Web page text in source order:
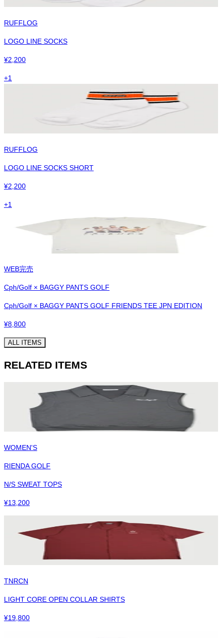
RUFFLOG
LOGO LINE SOCKS
¥2,200
+1
RUFFLOG
LOGO LINE SOCKS SHORT
¥2,200
+1
WEB完売
Cph/Golf × BAGGY PANTS GOLF
Cph/Golf × BAGGY PANTS GOLF FRIENDS TEE JPN EDITION
¥8,800
ALL ITEMS
RELATED ITEMS
WOMEN'S
RIENDA GOLF
N/S SWEAT TOPS
¥13,200
TNRCN
LIGHT CORE OPEN COLLAR SHIRTS
¥19,800